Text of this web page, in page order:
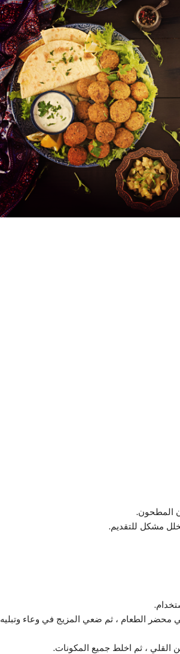
المطحون.
مشكل للتقديم.
محضر الطعام ، ثم ضعي المزيج في وعاء وتبليه